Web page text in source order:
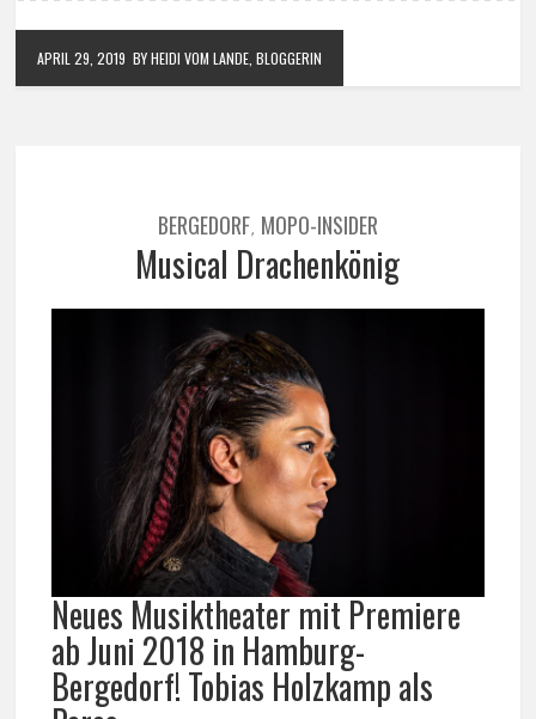
APRIL 29, 2019 BY HEIDI VOM LANDE, BLOGGERIN
BERGEDORF, MOPO-INSIDER
Musical Drachenkönig
Neues Musiktheater mit Premiere
ab Juni 2018 in Hamburg-
Bergedorf! Tobias Holzkamp als